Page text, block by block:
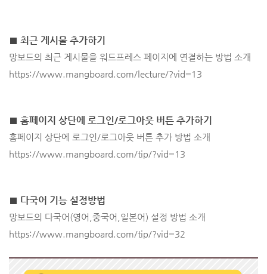
■ 최근 게시물 추가하기
망보드의 최근 게시물을 워드프레스 페이지에 연결하는 방법 소개
https://www.mangboard.com/lecture/?vid=13
■ 홈페이지 상단에 로그인/로그아웃 버튼 추가하기
홈페이지 상단에 로그인/로그아웃 버튼 추가 방법 소개
https://www.mangboard.com/tip/?vid=13
■ 다국어 기능 설정방법
망보드의 다국어(영어,중국어,일본어) 설정 방법 소개
https://www.mangboard.com/tip/?vid=32